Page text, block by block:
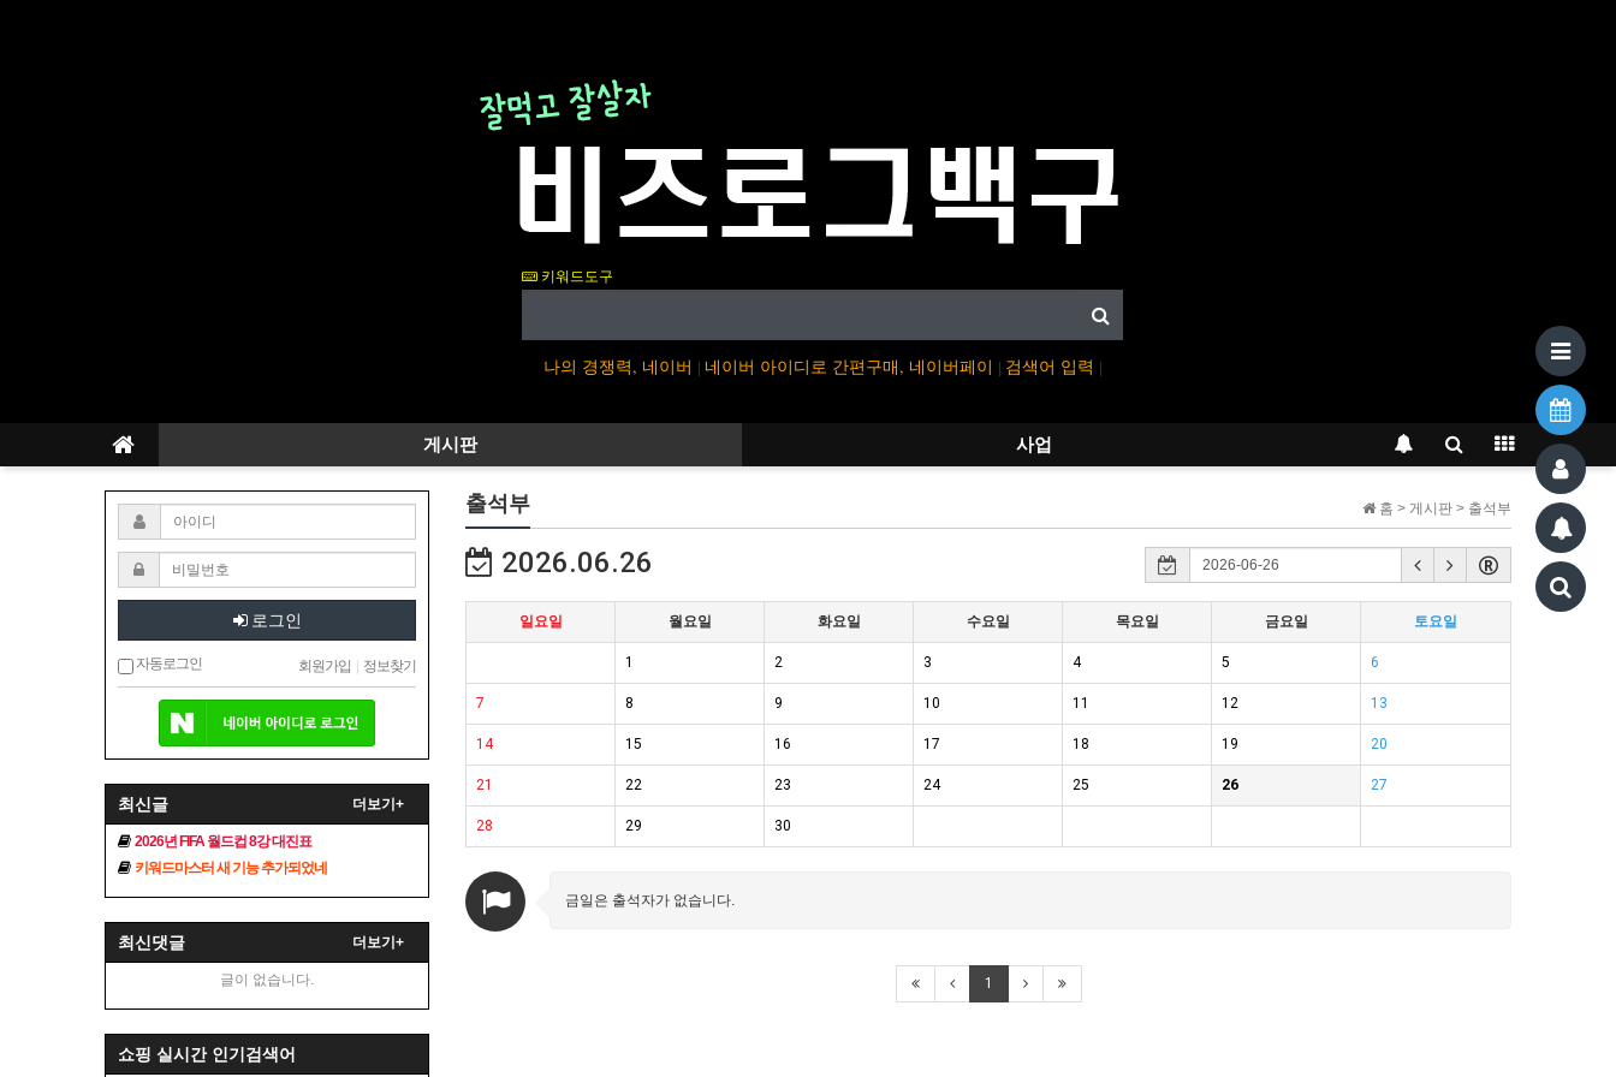
키워드도구
나의 경쟁력, 네이버 | 네이버 아이디로 간편구매, 네이버페이 | 검색어 입력 |
게시판 사업
홈 > 게시판 > 출석부
출석부
2026.06.26
일요일 월요일 화요일 수요일 목요일 금요일 토요일
1 2 3 4 5 6
7 8 9 10 11 12 13
14 15 16 17 18 19 20
21 22 23 24 25 26 27
28 29 30
금일은 출석자가 없습니다.
1
로그인
자동로그인 회원가입 정보찾기
최신글 더보기+
2026년 FIFA 월드컵 8강 대진표
키워드마스터 새 기능 추가되었네
최신댓글 더보기+
글이 없습니다.
쇼핑 실시간 인기검색어